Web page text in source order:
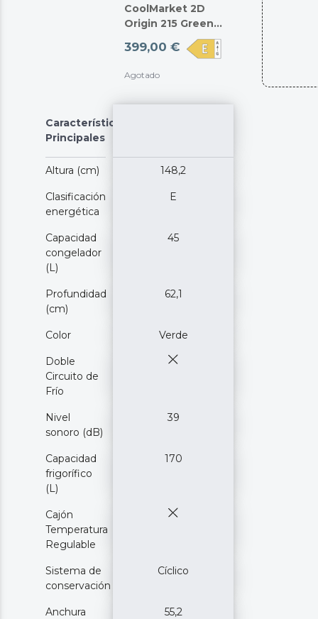
CoolMarket 2D
Origin 215 Green
399,00 €
Agotado
Características
Principales
Altura (cm) 148,2
Clasificación
energética
E
Capacidad
congelador
(L)
45
Profundidad
(cm)
62,1
Color Verde
Doble
Circuito de
Frío
Nivel
sonoro (dB)
39
Capacidad
frigorífico
(L)
170
Cajón
Temperatura
Regulable
Sistema de
conservación
Cíclico
Anchura
55,2